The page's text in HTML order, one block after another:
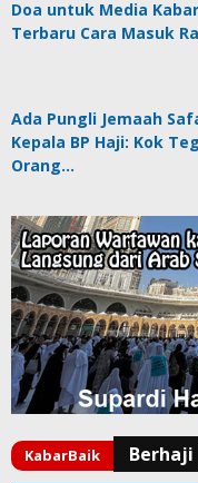
Doa untuk Media
Terbaru Cara Masuk
Ada Pungli Jemaah
Kepala BP Haji: Kok
Orang…